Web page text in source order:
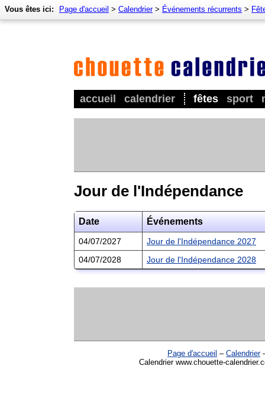
accueil calendrier fêtes sport
Vous êtes ici: Page d'accueil > Calendrier> Événements récurrents >
Jour de l'Indépendance
Date Événements
04/07/2027
Jour de l'Indépendance 2027
04/07/2028
Jour de l'Indépendance 2028
Page d'accueil – Calendrier
Calendrier www.chouette-